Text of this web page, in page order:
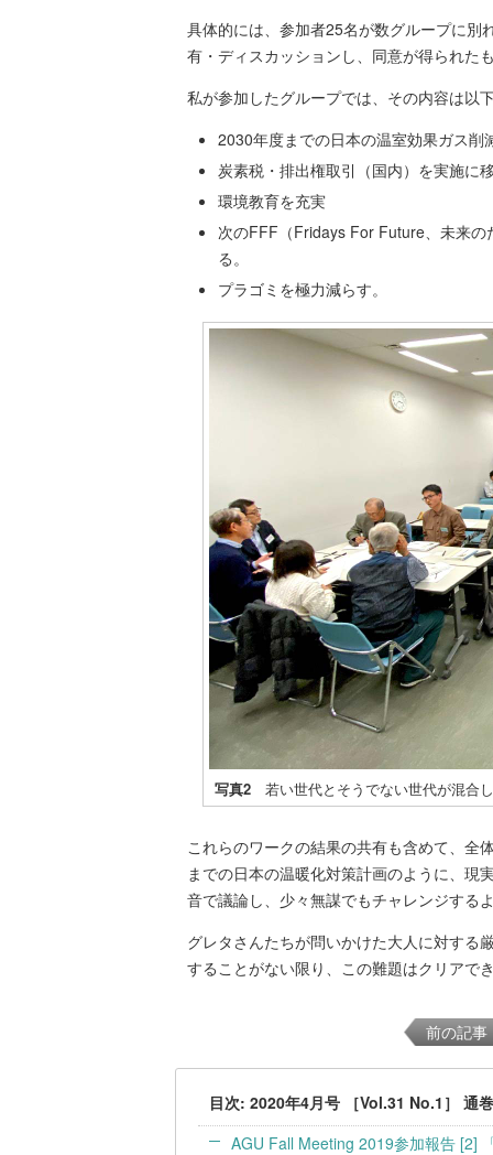
具体的には、参加者25名が数グループに別
有・ディスカッションし、同意が得られた
私が参加したグループでは、その内容は以
2030年度までの日本の温室効果ガス
炭素税・排出権取引（国内）を実施に
環境教育を充実
次のFFF（Fridays For Future、未来
る。
プラゴミを極力減らす。
写真2 若い世代とそうでない世代が混合
これらのワークの結果の共有も含めて、全
までの日本の温暖化対策計画のように、現
音で議論し、少々無謀でもチャレンジする
グレタさんたちが問いかけた大人に対する
することがない限り、この難題はクリアで
前の記事
目次: 2020年4月号 ［Vol.31 No.1］ 通
AGU Fall Meeting 2019参加報告 [2]